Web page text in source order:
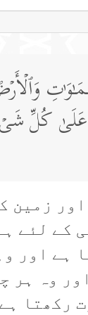
ٰ⁠تِ
كُلِّ
زمین
کے لئے
ہے اور
وہ ہر
رکھتا